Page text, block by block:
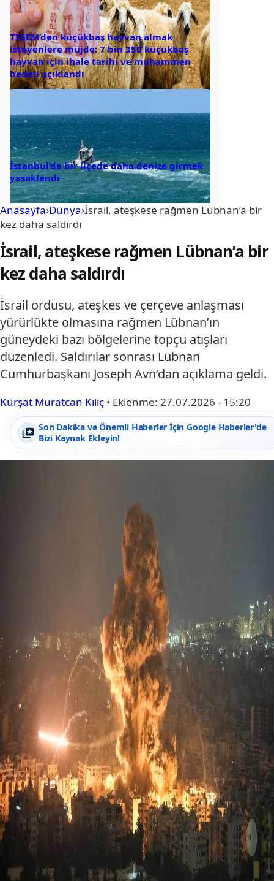
TİGEM’den küçükbaş hayvan almak
isteyenlere müjde: 7 bin 350 küçükbaş
hayvan için ihale tarihi ve muhammen
bedeli açıklandı
İstanbul’da bir ilçede daha denize girmek
yasaklandı
Anasayfa›Dünya›İsrail, ateşkese rağmen Lübnan’a bir
kez daha saldırdı
İsrail, ateşkese rağmen Lübnan’a bir
kez daha saldırdı
İsrail ordusu, ateşkes ve çerçeve anlaşması
yürürlükte olmasına rağmen Lübnan’ın
güneydeki bazı bölgelerine topçu atışları
düzenledi. Saldırılar sonrası Lübnan
Cumhurbaşkanı Joseph Avn’dan açıklama geldi.
Kürşat Muratcan Kılıç • Eklenme: 27.07.2026 - 15:20
Son Dakika ve Önemli Haberler İçin Google Haberler'de
Bizi Kaynak Ekleyin!